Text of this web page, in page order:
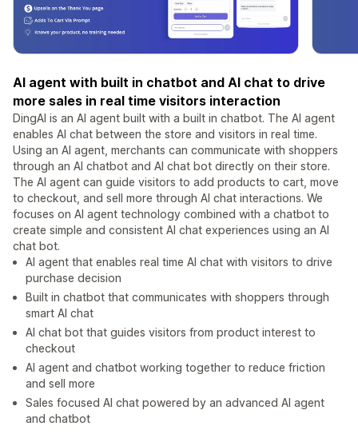
AI agent with built in chatbot and AI chat to drive
more sales in real time visitors interaction
DingAI is an AI agent built with a built in chatbot. The AI agent
enables AI chat between the store and visitors in real time.
Using an AI agent, merchants can communicate with shoppers
through an AI chatbot and AI chat bot directly on their store.
The AI agent can guide visitors to add products to cart, move
to checkout, and sell more through AI chat interactions. We
focuses on AI agent technology combined with a chatbot to
create simple and consistent AI chat experiences using an AI
chat bot.
AI agent that enables real time AI chat with visitors to drive
purchase decision
Built in chatbot that communicates with shoppers through
smart AI chat
AI chat bot that guides visitors from product interest to
checkout
AI agent and chatbot working together to reduce friction
and sell more
Sales focused AI chat powered by an advanced AI agent
and chatbot